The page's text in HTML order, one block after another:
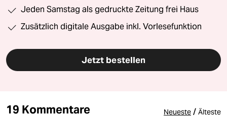
Jeden Samstag als gedruckte Zeitung frei Haus
Zusätzlich digitale Ausgabe inkl. Vorlesefunktion
Jetzt bestellen
19 Kommentare Neueste / Älteste